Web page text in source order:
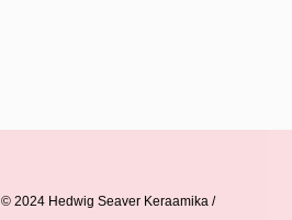
© 2024 Hedwig Seaver Keraamika /